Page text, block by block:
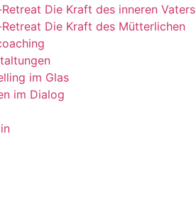
Die Kraft des inneren Vaters
Retreat Die Kraft des Mütterlichen
im Glas
im Dialog